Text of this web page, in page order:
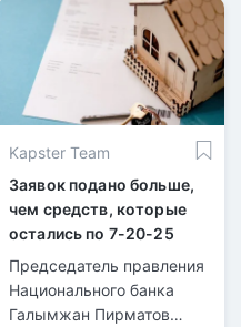
Kapster Team
Заявок подано больше,
чем средств, которые
остались по 7-20-25
Председатель правления
Национального банка
Галымжан Пирматов